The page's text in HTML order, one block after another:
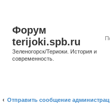
Форум
terijoki.spb.ru
Зеленогорск/Териоки. История и
современность.
Отправить сообщение